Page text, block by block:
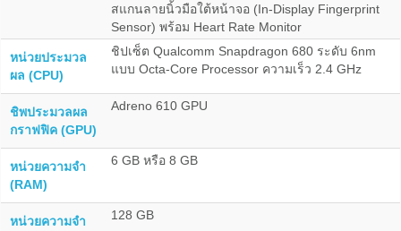
สแกนลายนิ้วมือใต้หน้าจอ (In-Display Fingerprint
Sensor) พร้อม Heart Rate Monitor
หน่วยประมวล
ผล (CPU)
ชิปเซ็ต Qualcomm Snapdragon 680 ระดับ 6nm
แบบ Octa-Core Processor ความเร็ว 2.4 GHz
ชิพประมวลผล
กราฟฟิค (GPU)
Adreno 610 GPU
หน่วยความจำ
(RAM)
6 GB หรือ 8 GB
หน่วยความจำ
128 GB